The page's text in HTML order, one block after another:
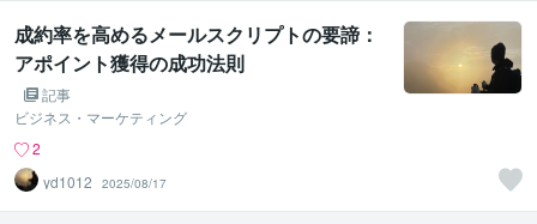
成約率を高めるメールスクリプトの要諦：
アポイント獲得の成功法則
記事
ビジネス・マーケティング
2
yd1012
2025/08/17